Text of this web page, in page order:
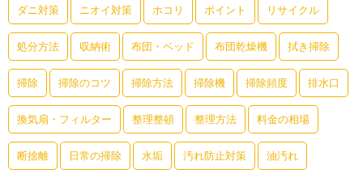
ダニ対策 ニオイ対策 ホコリ ポイント リサイクル
処分方法 収納術 布団・ベッド 布団乾燥機 拭き掃除
掃除 掃除のコツ 掃除方法 掃除機 掃除頻度 排水口
換気扇・フィルター 整理整頓 整理方法 料金の相場
断捨離 日常の掃除 水垢 汚れ防止対策 油汚れ